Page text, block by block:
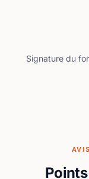
Signature du